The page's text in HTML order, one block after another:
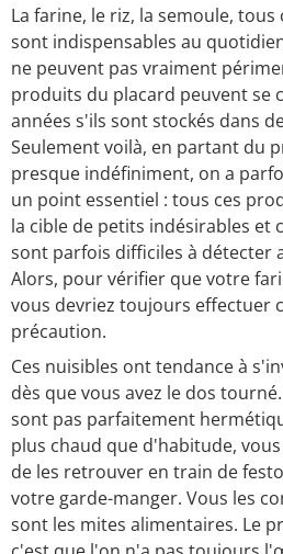
La farine, le riz, la semoule, tous
sont indispensables au
ne peuvent pas vraiment
produits du placard peuvent se
années s'ils sont stockés dans
Seulement voilà, en partant du
presque indéfiniment, on a
un point essentiel : tous ces
la cible de petits indésirables et
sont parfois difficiles à
Alors, pour vérifier que votre
vous devriez toujours effectuer
précaution.
Ces nuisibles ont tendance à
dès que vous avez le dos
sont pas parfaitement
plus chaud que d'habitude,
de les retrouver en train de
votre garde-manger. Vous les
sont les mites alimentaires. Le